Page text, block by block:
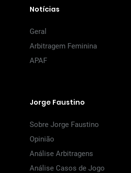
Notícias
Geral
Arbitragem Feminina
APAF
Jorge Faustino
Sobre Jorge Faustino
Opinião
Análise Arbitragens
Análise Casos de Jogo